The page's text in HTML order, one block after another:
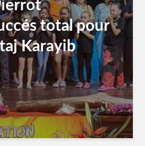
total pour
Karayib